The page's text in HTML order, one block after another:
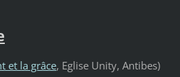
et la grâce, Eglise Unity, Antibes)